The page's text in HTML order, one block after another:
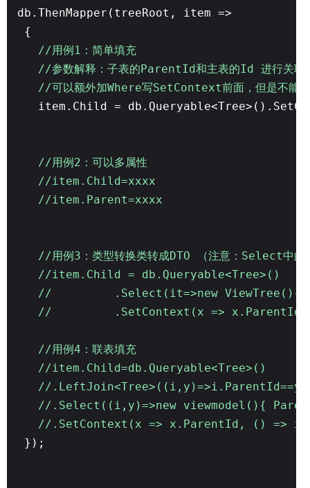
db.ThenMapper(treeRoot, item =>
{
//用例1：简单填充
//参数解释：子表的ParentId和主表的Id 进行关
//可以额外加Where写SetContext前面，但是不
item.Child =
//用例2：可以多属性
//item.Child=xxxx
//item.Parent=xxxx
//用例3：类型转换类转成DTO （注意：Select中的
//item.Child = db.Queryable<Tree>()
// .Select(it=>new
// .SetContext(x => x.ParentId,
//用例4：联表填充
//item.Child=db.Queryable<Tree>()
//
//.Select((i,y)=>new viewmodel(){
//.SetContext(x => x.ParentId, () =>
});